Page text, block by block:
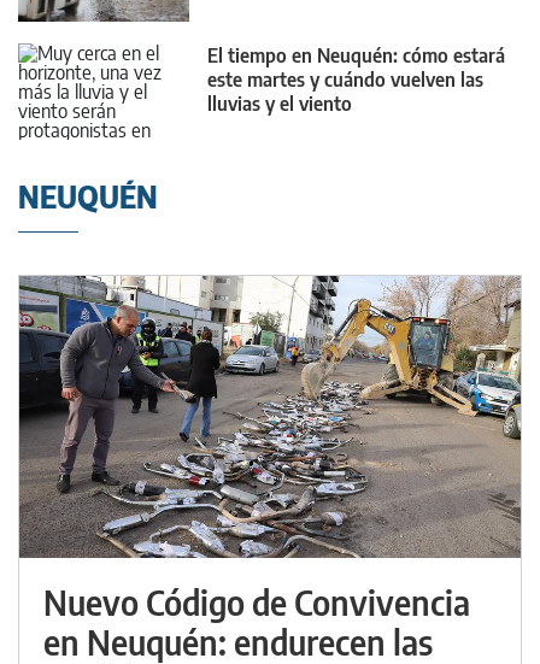
El tiempo en Neuquén: cómo estará
este martes y cuándo vuelven las
lluvias y el viento
NEUQUÉN
Nuevo Código de Convivencia
en Neuquén: endurecen las